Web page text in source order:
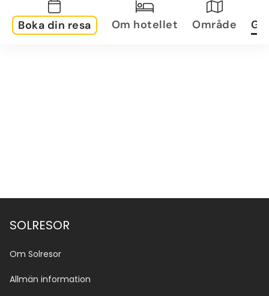
Boka din resa Om hotellet Område
SOLRESOR
Om Solresor
Allmän information